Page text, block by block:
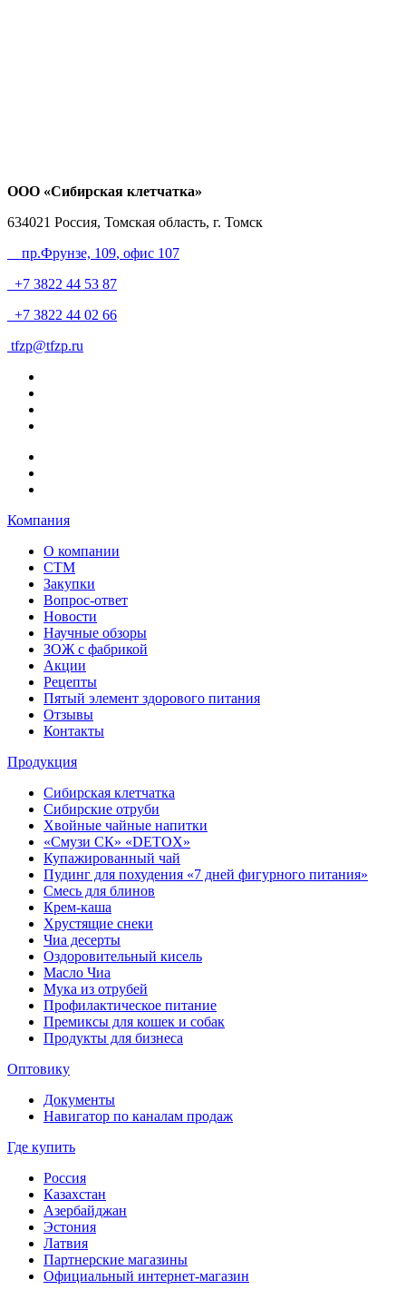
ООО «Сибирская клетчатка»
634021 Россия, Томская область, г. Томск
пр.Фрунзе, 109, офис 107
+7 3822 44 53 87
+7 3822 44 02 66
tfzp@tfzp.ru
Компания
О компании
СТМ
Закупки
Вопрос-ответ
Новости
Научные обзоры
ЗОЖ с фабрикой
Акции
Рецепты
Пятый элемент здорового питания
Отзывы
Контакты
Продукция
Сибирская клетчатка
Сибирские отруби
Хвойные чайные напитки
«Смузи СК» «DETOX»
Купажированный чай
Пудинг для похудения «7 дней фигурного питания»
Смесь для блинов
Крем-каша
Хрустящие снеки
Чиа десерты
Оздоровительный кисель
Масло Чиа
Мука из отрубей
Профилактическое питание
Премиксы для кошек и собак
Продукты для бизнеса
Оптовику
Документы
Навигатор по каналам продаж
Где купить
Россия
Казахстан
Азербайджан
Эстония
Латвия
Партнерские магазины
Официальный интернет-магазин